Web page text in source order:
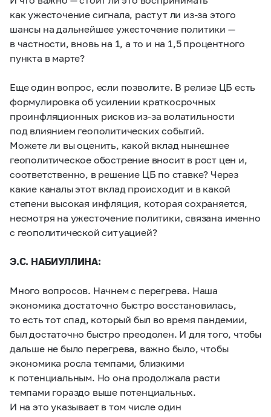
как ужесточение сигнала, растут ли из-за этого
шансы на дальнейшее ужесточение политики —
в частности, вновь на 1, а то и на 1,5 процентного
пункта в марте?
Еще один вопрос, если позволите. В релизе ЦБ есть
формулировка об усилении краткосрочных
проинфляционных рисков из-за волатильности
под влиянием геополитических событий.
Можете ли вы оценить, какой вклад нынешнее
геополитическое обострение вносит в рост цен и,
соответственно, в решение ЦБ по ставке? Через
какие каналы этот вклад происходит и в какой
степени высокая инфляция, которая сохраняется,
несмотря на ужесточение политики, связана именно
с геополитической ситуацией?
Э.С. НАБИУЛЛИНА:
Много вопросов. Начнем с перегрева. Наша
экономика достаточно быстро восстановилась,
то есть тот спад, который был во время пандемии,
был достаточно быстро преодолен. И для того, чтобы
дальше не было перегрева, важно было, чтобы
экономика росла темпами, близкими
к потенциальным. Но она продолжала расти
темпами гораздо выше потенциальных.
И на это указывает в том числе один